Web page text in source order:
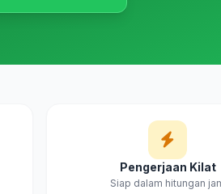
Pengerjaan Kilat
Siap dalam hitungan